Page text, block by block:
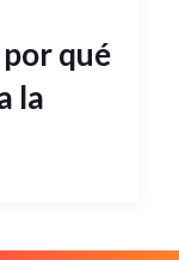
qué
la